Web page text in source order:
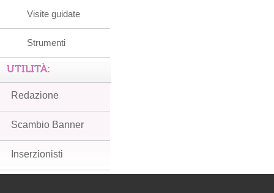
Visite guidate
Strumenti
UTILITÀ:
Redazione
Scambio Banner
Inserzionisti